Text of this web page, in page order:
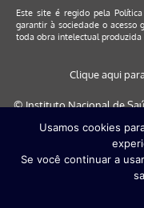
Este site é regido pela
garantir à sociedade o acesso
toda obra intelectual produzida
Clique aqui
© Instituto Nacional de
Este site será melhor
partir da versão 30) |
a
Usamos cookies
Se você continuar a